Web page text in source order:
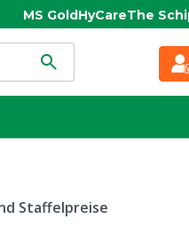
MS GoldHyCareThe
Staffelpreise